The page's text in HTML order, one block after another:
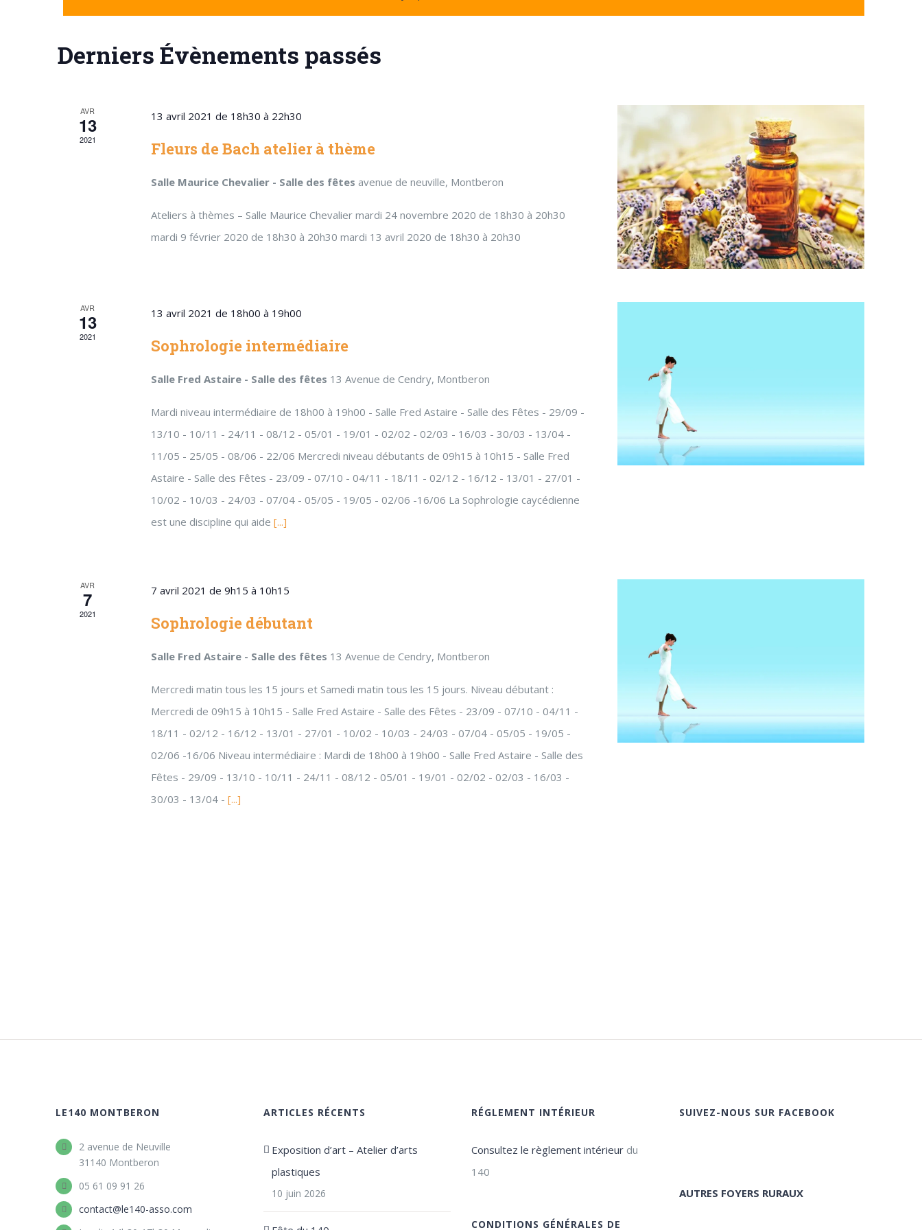
Évènements
Derniers Évènements passés
AVR
13
2021
13 avril 2021 de 18h30 à 22h30
Fleurs de Bach atelier à thème
Salle Maurice Chevalier - Salle des fêtes avenue de neuville, Montberon
Ateliers à thèmes – Salle Maurice Chevalier mardi 24 novembre 2020 de 18h30 à 20h30
mardi 9 février 2020 de 18h30 à 20h30 mardi 13 avril 2020 de 18h30 à 20h30
AVR
13
2021
13 avril 2021 de 18h00 à 19h00
Sophrologie intermédiaire
Salle Fred Astaire - Salle des fêtes 13 Avenue de Cendry, Montberon
Mardi niveau intermédiaire de 18h00 à 19h00 - Salle Fred Astaire - Salle des Fêtes - 29/09 -
13/10 - 10/11 - 24/11 - 08/12 - 05/01 - 19/01 - 02/02 - 02/03 - 16/03 - 30/03 - 13/04 -
11/05 - 25/05 - 08/06 - 22/06 Mercredi niveau débutants de 09h15 à 10h15 - Salle Fred
Astaire - Salle des Fêtes - 23/09 - 07/10 - 04/11 - 18/11 - 02/12 - 16/12 - 13/01 - 27/01 -
10/02 - 10/03 - 24/03 - 07/04 - 05/05 - 19/05 - 02/06 -16/06 La Sophrologie caycédienne
est une discipline qui aide [...]
AVR
7
2021
7 avril 2021 de 9h15 à 10h15
Sophrologie débutant
Salle Fred Astaire - Salle des fêtes 13 Avenue de Cendry, Montberon
Mercredi matin tous les 15 jours et Samedi matin tous les 15 jours. Niveau débutant :
Mercredi de 09h15 à 10h15 - Salle Fred Astaire - Salle des Fêtes - 23/09 - 07/10 - 04/11 -
18/11 - 02/12 - 16/12 - 13/01 - 27/01 - 10/02 - 10/03 - 24/03 - 07/04 - 05/05 - 19/05 -
02/06 -16/06 Niveau intermédiaire : Mardi de 18h00 à 19h00 - Salle Fred Astaire - Salle des
Fêtes - 29/09 - 13/10 - 10/11 - 24/11 - 08/12 - 05/01 - 19/01 - 02/02 - 02/03 - 16/03 -
30/03 - 13/04 - [...]
LE140 MONTBERON
2 avenue de Neuville
31140 Montberon
05 61 09 91 26
contact@le140-asso.com
ARTICLES RÉCENTS
Exposition d’art – Atelier d’arts
plastiques
10 juin 2026
RÉGLEMENT INTÉRIEUR
Consultez le règlement intérieurdu
140
CONDITIONS GÉNÉRALES DE
SUIVEZ-NOUS SUR FACEBOOK
AUTRES FOYERS RURAUX